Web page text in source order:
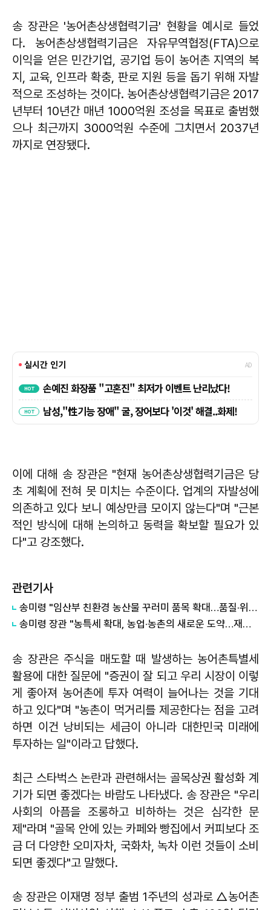
송 장관은 '농어촌상생협력기금' 현황을 예시로 들었
다. 농어촌상생협력기금은 자유무역협정(FTA)으로
이익을 얻은 민간기업, 공기업 등이 농어촌 지역의 복
지, 교육, 인프라 확충, 판로 지원 등을 돕기 위해 자발
적으로 조성하는 것이다. 농어촌상생협력기금은 2017
년부터 10년간 매년 1000억원 조성을 목표로 출범했
으나 최근까지 3000억원 수준에 그치면서 2037년
까지로 연장됐다.
이에 대해 송 장관은 "현재 농어촌상생협력기금은 당
초 계획에 전혀 못 미치는 수준이다. 업계의 자발성에
의존하고 있다 보니 예상만큼 모이지 않는다"며 "근본
적인 방식에 대해 논의하고 동력을 확보할 필요가 있
다"고 강조했다.
관련기사
송미령 "임산부 친환경 농산물 꾸러미 품목 확대…품질·위생관리 철저"
송미령 장관 "농특세 확대, 농업·농촌의 새로운 도약…재정혁신방안도 추진"
송 장관은 주식을 매도할 때 발생하는 농어촌특별세
활용에 대한 질문에 "증권이 잘 되고 우리 시장이 이렇
게 좋아져 농어촌에 투자 여력이 늘어나는 것을 기대
하고 있다"며 "농촌이 먹거리를 제공한다는 점을 고려
하면 이건 낭비되는 세금이 아니라 대한민국 미래에
투자하는 일"이라고 답했다.
최근 스타벅스 논란과 관련해서는 골목상권 활성화 계
기가 되면 좋겠다는 바람도 나타냈다. 송 장관은 "우리
사회의 아픔을 조롱하고 비하하는 것은 심각한 문
제"라며 "골목 안에 있는 카페와 빵집에서 커피보다 조
금 더 다양한 오미자차, 국화차, 녹차 이런 것들이 소비
되면 좋겠다"고 말했다.
송 장관은 이재명 정부 출범 1주년의 성과로 △농어촌